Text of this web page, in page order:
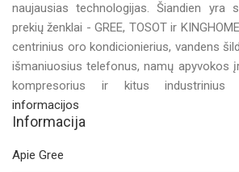
naujausias technologijas. Šiandien yra
prekių ženklai - GREE, TOSOT ir
centrinius oro kondicionierius, vandens
išmaniuosius telefonus, namų apyvokos
kompresorius ir kitus industrinius
informacijos
Informacija
Apie Gree